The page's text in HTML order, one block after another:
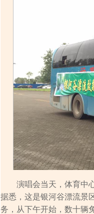
演唱会当天，体育中心
据悉，这是银河谷漂流景
务，从下午开始，数十辆